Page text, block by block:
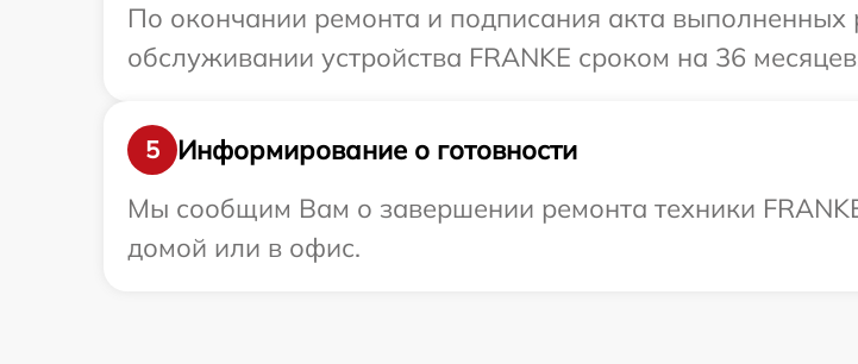
По окончании ремонта и подписания акта
обслуживании устройства FRANKE сроком на 36
5
Информирование о готовности
Мы сообщим Вам о завершении ремонта техники
домой или в офис.